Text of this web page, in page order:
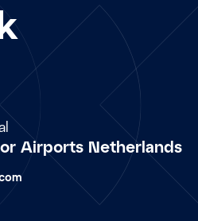
Airports Netherlands